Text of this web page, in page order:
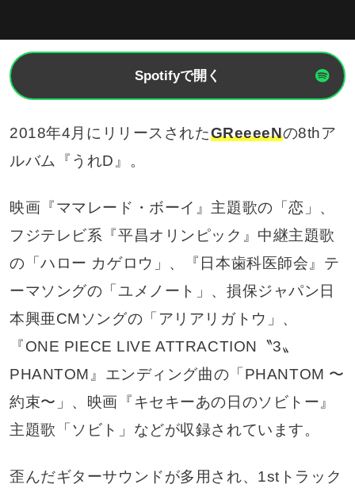
Spotifyで開く
2018年4月にリリースされたGReeeeNの8thア
ルバム『うれD』。
映画『ママレード・ボーイ』主題歌の「恋」、
フジテレビ系『平昌オリンピック』中継主題歌
の「ハロー カゲロウ」、『日本歯科医師会』テ
ーマソングの「ユメノート」、損保ジャパン日
本興亜CMソングの「アリアリガトウ」、
『ONE PIECE LIVE ATTRACTION〝3〟
PHANTOM』エンディング曲の「PHANTOM 〜
約束〜」、映画『キセキーあの日のソビトー』
主題歌「ソビト」などが収録されています。
歪んだギターサウンドが多用され、1stトラック